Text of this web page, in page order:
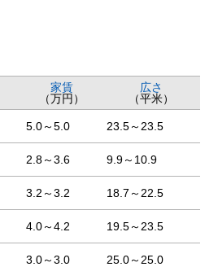
家賃
（万円）
広さ
（平米）
5.0～5.0 23.5～23.5
2.8～3.6 9.9～10.9
3.2～3.2 18.7～22.5
4.0～4.2 19.5～23.5
3.0～3.0 25.0～25.0